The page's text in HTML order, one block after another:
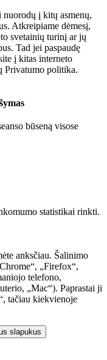
į kitų asmenų,
Atkreipiame dėmesį,
svetainių turinį ar jų
Tad jei paspaudę
į kitas interneto
Privatumo politika.
būseną visose
statistikai rinkti.
anksčiau. Šalinimo
„Firefox“,
telefono,
„Mac“). Paprastai ji
tačiau kiekvienoje
slapukus